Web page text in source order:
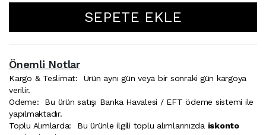
Önemli Notlar
Kargo & Teslimat:
Ürün aynı gün veya bir sonraki gün kargoya
verilir.
Ödeme:
Bu ürün satışı Banka Havalesi / EFT ödeme sistemi ile
yapılmaktadır.
Toplu Alımlarda:
Bu ürünle ilgili toplu alımlarınızda iskonto